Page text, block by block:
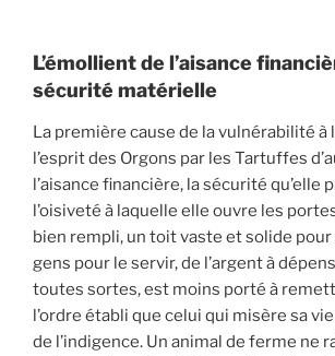
L’émollient de l’aisance
sécurité matérielle
La première cause de la vulnérabilité à
l’esprit des Orgons par les Tartuffes
l’aisance financière, la sécurité qu’elle
l’oisiveté à laquelle elle ouvre les
bien rempli, un toit vaste et solide pour
gens pour le servir, de l’argent à
toutes sortes, est moins porté à
l’ordre établi que celui qui misère sa
de l’indigence. Un animal de ferme ne